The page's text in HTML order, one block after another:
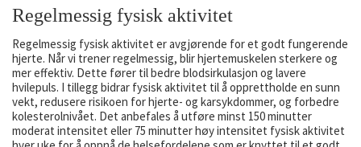
Regelmessig fysisk aktivitet
Regelmessig fysisk aktivitet er avgjørende for et godt fungerende
hjerte. Når vi trener regelmessig, blir hjertemuskelen sterkere og
mer effektiv. Dette fører til bedre blodsirkulasjon og lavere
hvilepuls. I tillegg bidrar fysisk aktivitet til å opprettholde en sunn
vekt, redusere risikoen for hjerte- og karsykdommer, og forbedre
kolesterolnivået. Det anbefales å utføre minst 150 minutter
moderat intensitet eller 75 minutter høy intensitet fysisk aktivitet